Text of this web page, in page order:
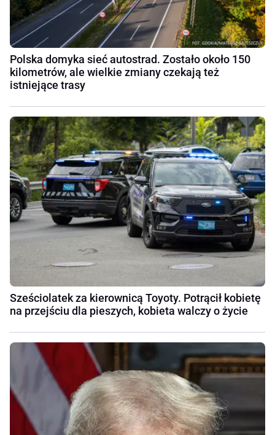
Polska domyka sieć autostrad. Zostało około 150
kilometrów, ale wielkie zmiany czekają też
istniejące trasy
Sześciolatek za kierownicą Toyoty. Potrącił kobietę
na przejściu dla pieszych, kobieta walczy o życie